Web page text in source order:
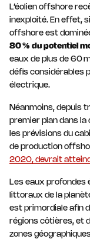
L’éolien offshore
inexploité. En effet,
offshore est
80 % du potentiel
eaux de plus de 60
défis considérables
électrique.
Néanmoins, depuis
premier plan dans la
les prévisions du
de production
2020, devrait
Les eaux profondes
littoraux de la
est primordiale afin
régions côtières, et
zones